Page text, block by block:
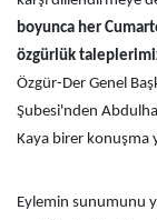
boyunca her
özgürlük
Özgür-Der Genel
Şubesi'nden
Kaya birer konuşma
Eylemin sunumunu